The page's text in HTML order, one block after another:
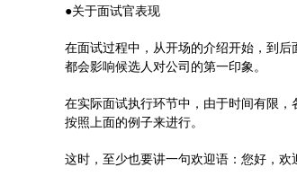
●关于面试官表现
在面试过程中，从开场的介绍开始，到
都会影响候选人对公司的第一印象。
在实际面试执行环节中，由于时间有限
按照上面的例子来进行。
这时，至少也要讲一句欢迎语：您好，欢